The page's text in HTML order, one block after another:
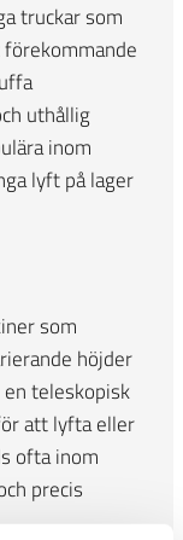
truckar som
uthållig
inom
lyft på lager
som
höjder
teleskopisk
att lyfta eller
ofta inom
precis